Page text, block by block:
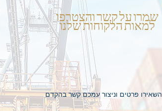
שמרו על קשר והצטרפו
למאות הלקוחות שלנו
השאירו פרטים וניצור עמכם קשר בהקדם